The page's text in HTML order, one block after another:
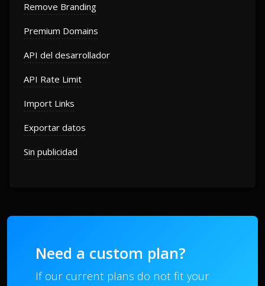
Remove Branding
Premium Domains
API del desarrollador
API Rate Limit
Import Links
Exportar datos
Sin publicidad
Need a custom plan?
If our current plans do not fit your